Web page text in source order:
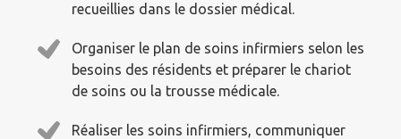
recueillies dans le dossier médical.
Organiser le plan de soins infirmiers selon les
besoins des résidents et préparer le chariot
de soins ou la trousse médicale.
Réaliser les soins infirmiers, communiquer